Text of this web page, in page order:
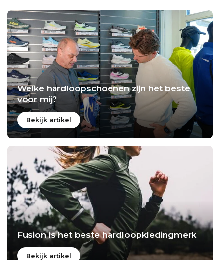
Welke hardloopschoenen zijn het beste
voor mij?
Bekijk artikel
Fusion is het beste hardloopkledingmerk
Bekijk artikel